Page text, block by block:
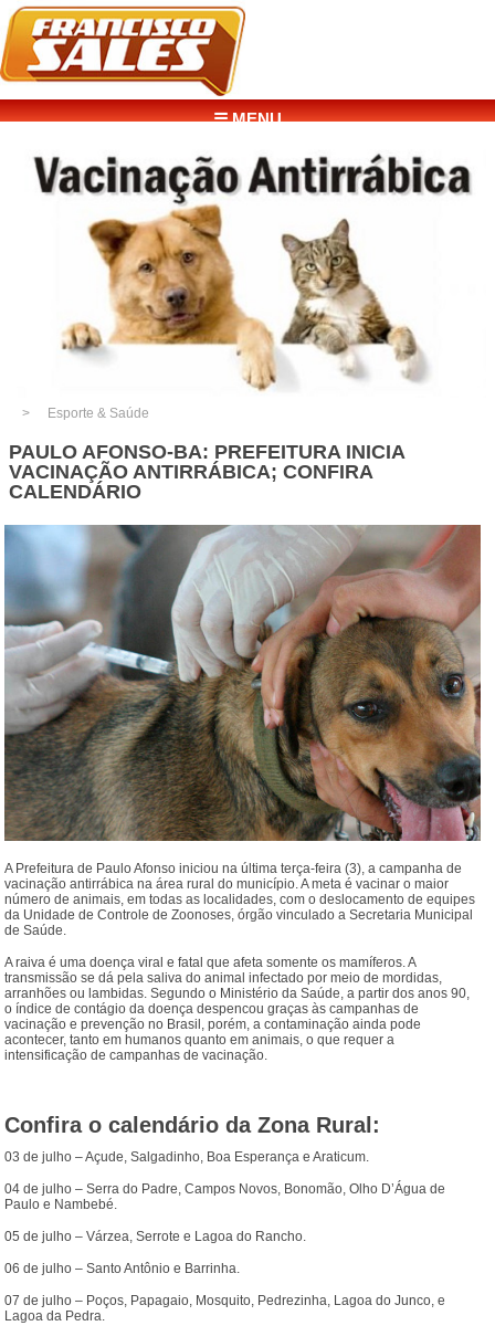
☰ MENU
Esporte & Saúde
PAULO AFONSO-BA: PREFEITURA INICIA
VACINAÇÃO ANTIRRÁBICA; CONFIRA
CALENDÁRIO
A Prefeitura de Paulo Afonso iniciou na última terça-feira (3), a campanha de
vacinação antirrábica na área rural do município. A meta é vacinar o maior
número de animais, em todas as localidades, com o deslocamento de equipes
da Unidade de Controle de Zoonoses, órgão vinculado a Secretaria Municipal
de Saúde.
A raiva é uma doença viral e fatal que afeta somente os mamíferos. A
transmissão se dá pela saliva do animal infectado por meio de mordidas,
arranhões ou lambidas. Segundo o Ministério da Saúde, a partir dos anos 90,
o índice de contágio da doença despencou graças às campanhas de
vacinação e prevenção no Brasil, porém, a contaminação ainda pode
acontecer, tanto em humanos quanto em animais, o que requer a
intensificação de campanhas de vacinação.
Confira o calendário da Zona Rural:
03 de julho – Açude, Salgadinho, Boa Esperança e Araticum.
04 de julho – Serra do Padre, Campos Novos, Bonomão, Olho D’Água de
Paulo e Nambebé.
05 de julho – Várzea, Serrote e Lagoa do Rancho.
06 de julho – Santo Antônio e Barrinha.
07 de julho – Poços, Papagaio, Mosquito, Pedrezinha, Lagoa do Junco, e
Lagoa da Pedra.